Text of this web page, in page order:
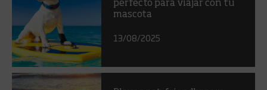
perfecto para viajar con tu
mascota
13/08/2025